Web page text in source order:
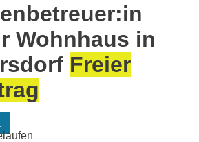
Wohnhaus in
Freier